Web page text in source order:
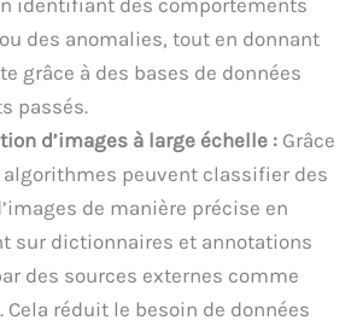
des anomalies, tout en donnant
grâce à des bases de données
passés.
d’images à large échelle : Grâce
algorithmes peuvent classifier des
de manière précise en
sur dictionnaires et annotations
des sources externes comme
Cela réduit le besoin de données